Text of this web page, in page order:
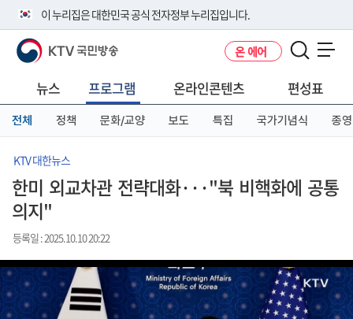
이 누리집은 대한민국 공식 전자정부 누리집입니다.
공식 누리집 주소 확인하기
니다.
이밖에 or.kr 또는 .kr등 다른 도메인 주소를 사용하고 있다면 아래 URL에
서 도메인 주소를 확인해 보세요
KTV 국민방송 온 에어
뉴스 프로그램 온라인콘텐츠 편성표
전체 정책 문화/교양 보도 특집 국가기념식 종영
KTV 대한뉴스
한미 외교차관 전략대화···"북 비핵화에 공통
의지"
등록일 : 2025.10.10 20:22